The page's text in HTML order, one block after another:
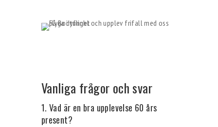
Vanliga frågor och svar
1. Vad är en bra upplevelse 60 års
present?